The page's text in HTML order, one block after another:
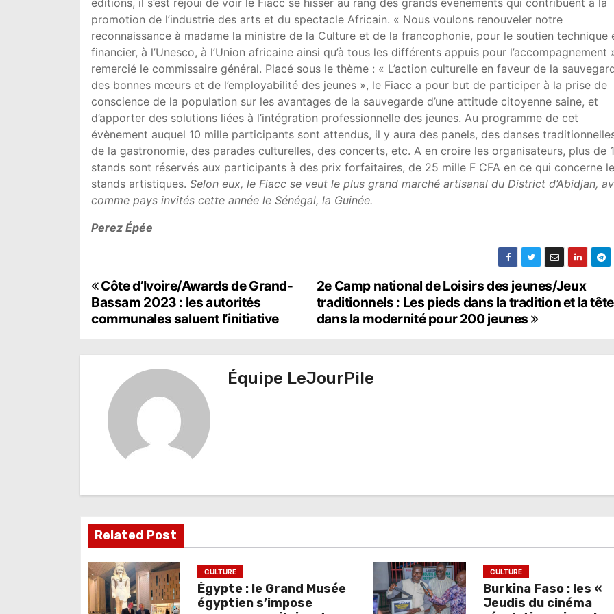
éditions, il s’est réjoui de voir le Fiacc se hisser au rang des grands évènements qui contribuent à la
promotion de l’industrie des arts et du spectacle Africain. « Nous voulons renouveler notre
reconnaissance à madame la ministre de la Culture et de la francophonie, pour le soutien technique
financier, à l’Unesco, à l’Union africaine ainsi qu’à tous les différents appuis pour l’accompagnement
remercié le commissaire général. Placé sous le thème : « L’action culturelle en faveur de la
des bonnes mœurs et de l’employabilité des jeunes », le Fiacc a pour but de participer à la prise de
conscience de la population sur les avantages de la sauvegarde d’une attitude citoyenne saine, et
d’apporter des solutions liées à l’intégration professionnelle des jeunes. Au programme de cet
évènement auquel 10 mille participants sont attendus, il y aura des panels, des danses
de la gastronomie, des parades culturelles, des concerts, etc. A en croire les organisateurs, plus de
stands sont réservés aux participants à des prix forfaitaires, de 25 mille F CFA en ce qui concerne
stands artistiques. Selon eux, le Fiacc se veut le plus grand marché artisanal du District d’Abidjan,
comme pays invités cette année le Sénégal, la Guinée.
Perez Épée
N
a
o
n
d
e
l
2e Camp national de Loisirs des jeunes/Jeux
traditionnels : Les pieds dans la tradition et la tête
dans la modernité pour 200 jeunes
Côte d’Ivoire/Awards de Grand-
Bassam 2023 : les autorités
communales saluent l’initiative
Équipe LeJourPile
Related Post
CULTURE
Égypte : le Grand Musée
égyptien s’impose
CULTURE
Burkina Faso : les «
Jeudis du cinéma